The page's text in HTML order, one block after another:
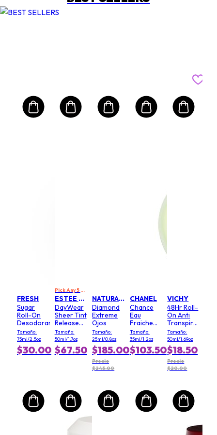
FRESH
Sugar
Roll-On
Desodorante
Tamaño:
75ml/2.5oz
$30.00
Pick Any 5 & Spend US$229 to Get 20% Off
ESTEE LAUDER
DayWear
Sheer Tint
Release
Advanced
Multi-
Protection
Antioxidant
Tamaño:
50ml/1.7oz
$67.50
NATURA BISSE
Diamond
Extreme
Ojos
Tamaño:
25ml/0.8oz
$185.00
Precio
$245.00
CHANEL
Chance
Eau
Fraiche
Bruma
Cabello
Tamaño:
35ml/1.2oz
$103.50
VICHY
48Hr Roll-
On Anti
Transpirante
(Para Piel
Sensible)
Tamaño:
50ml/1.69oz
$18.50
Precio
$20.00